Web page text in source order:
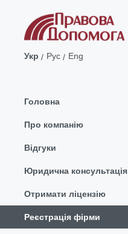
Укр Рус Eng
Головна
Про компанію
Відгуки
Юридична консультація
Отримати ліцензію
Реєстрація фірми